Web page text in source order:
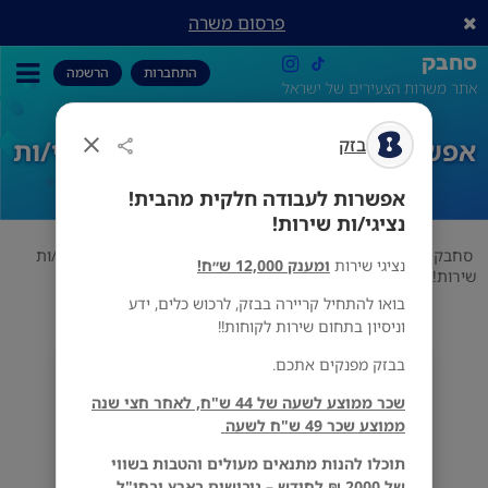
בזק
אפשרות לעבודה חלקית מהבית!
נציגי/ות שירות!
נציגי שירות ומענק 12,000 ש״ח!
בואו להתחיל קריירה בבזק, לרכוש כלים, ידע
וניסיון בתחום שירות לקוחות!!
בבזק מפנקים אתכם.
שכר ממוצע לשעה של 44 ש"ח, לאחר חצי שנה
ממוצע שכר 49 ש"ח לשעה
תוכלו להנות מתנאים מעולים והטבות בשווי
פרסום משרה
סחבק
אתר משרות הצעירים של ישראל
התחברות הרשמה
אפשרות לעבודה חלקית מהבית! נציגי/ות
שירות!
סחבק
אפשרות לעבודה חלקית מהבית! נציגי/ות
שירות!
בזק
מס' אזורים